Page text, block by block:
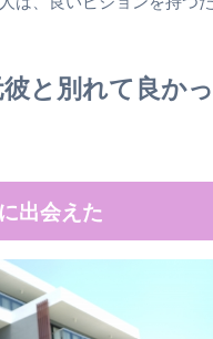
と別れて良か
出会えた